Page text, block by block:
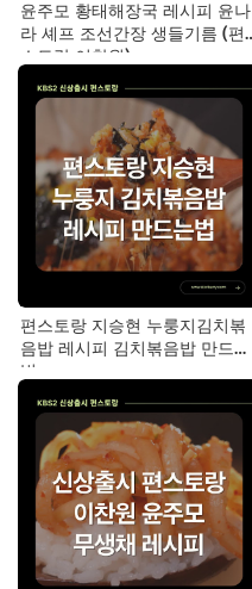
윤주모 황태해장국 레시피 윤나
라 셰프 조선간장 생들기름 (편
스토랑 이찬원)
편스토랑 지승현 누룽지김치볶
음밥 레시피 김치볶음밥 만드는
법